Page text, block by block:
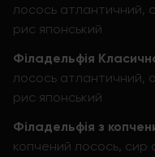
лосось атлантичний,
рис японський
Філадельфія
лосось атлантичний,
рис японський
Філадельфія з
копчений лосось, сир